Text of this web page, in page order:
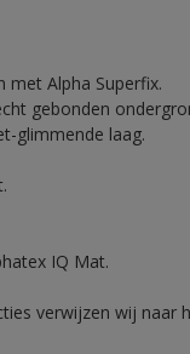
met Alpha Superfix.
gebonden
glimmende laag.
IQ Mat.
verwijzen wij naar